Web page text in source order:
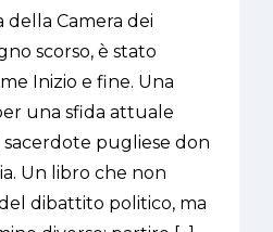
della Camera dei
scorso, è stato
Inizio e fine. Una
una sfida attuale
sacerdote pugliese don
Un libro che non
dibattito politico, ma